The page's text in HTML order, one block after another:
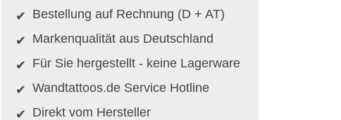
Bestellung auf Rechnung (D + AT)
Markenqualität aus Deutschland
Für Sie hergestellt - keine Lagerware
Wandtattoos.de Service Hotline
Direkt vom Hersteller